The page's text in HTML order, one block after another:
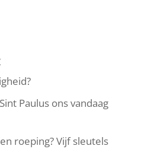
Paulus ons vandaag
roeping? Vijf sleutels